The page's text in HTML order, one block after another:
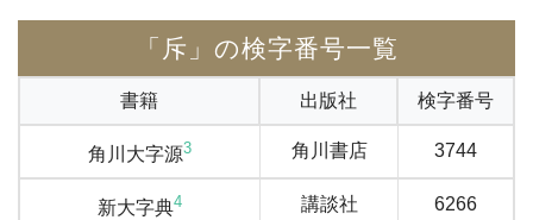
「斥」の検字番号一覧
書籍 出版社 検字番号
角川大字源3 角川書店 3744
新大字典4 講談社 6266